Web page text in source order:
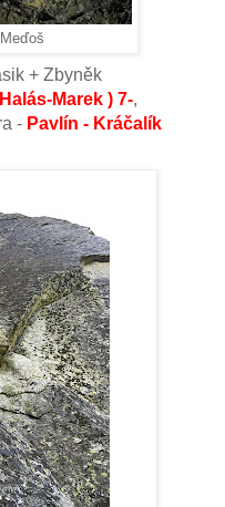
+ Zbyněk
Marek ) 7-,
- Pavlín - Kráčalík